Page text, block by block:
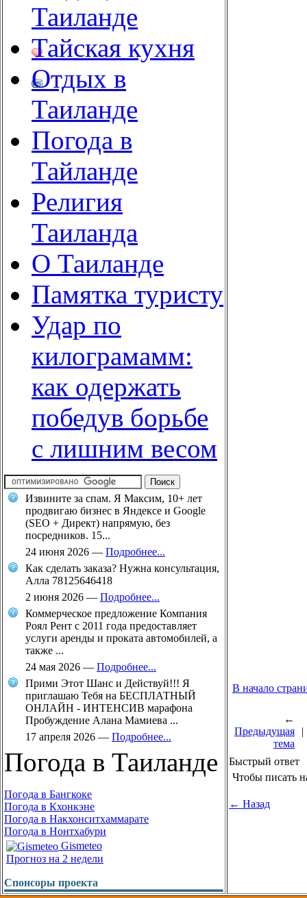
Таиланде
Тайская кухня
Отдых в
Таиланде
Погода в
Тайланде
Религия
Таиланда
О Таиланде
Памятка туристу
Удар по
килограмамм:
как одержать
победув борьбе
с лишним весом
Извините за спам. Я Максим, 10+ лет
продвигаю бизнес в Яндексе и Google
(SEO + Директ) напрямую, без
посредников. 15...
24 июня 2026 — Подробнее...
Как сделать заказа? Нужна консультация,
Алла 78125646418
2 июня 2026 — Подробнее...
Коммерческое предложение Компания
Роял Рент с 2011 года предоставляет
услуги аренды и проката автомобилей, а
также ...
24 мая 2026 — Подробнее...
Прими Этот Шанс и Действуй!!! Я
приглашаю Тебя на БЕСПЛАТНЫЙ
ОНЛАЙН - ИНТЕНСИВ марафона
Пробуждение Алана Мамиева ...
17 апреля 2026 — Подробнее...
Погода в Таиланде
Погода в Бангкоке
Погода в Кхонкэне
Погода в Накхонситхаммарате
Погода в Нонтхабури
Gismeteo
Прогноз на 2 недели
Спонсоры проекта
В начало
←
Предыдущая
тема
|
Быстрый ответ
Чтобы писать
← Назад